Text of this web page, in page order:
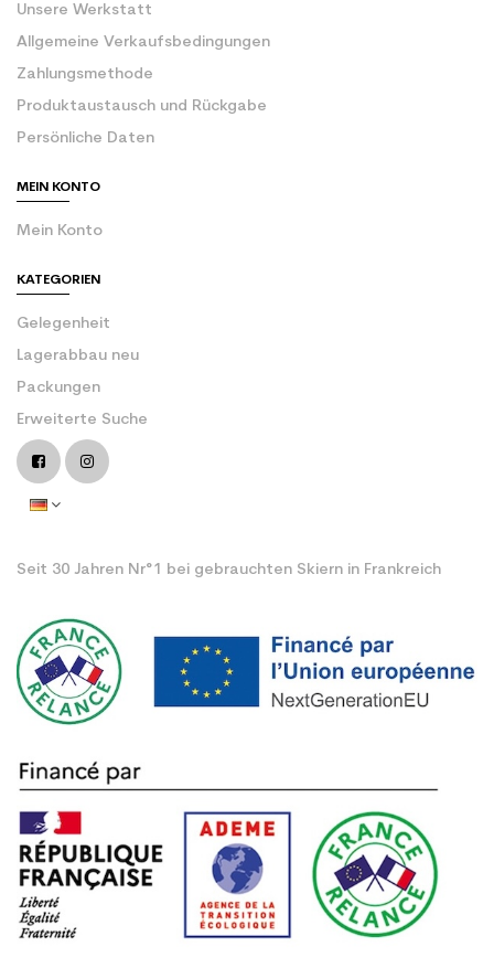
Unsere Werkstatt
Allgemeine Verkaufsbedingungen
Zahlungsmethode
Produktaustausch und Rückgabe
Persönliche Daten
MEIN KONTO
Mein Konto
KATEGORIEN
Gelegenheit
Lagerabbau neu
Packungen
Erweiterte Suche
Seit 30 Jahren Nr°1 bei gebrauchten Skiern in Frankreich